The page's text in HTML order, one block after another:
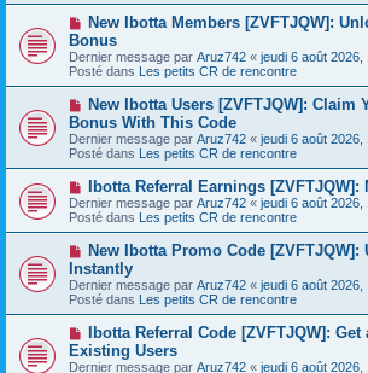
a
g
e
a
m
e
s
a
g
e
N
u
v
e
a
m
e
s
a
g
e
New Ibotta Members [ZVFTJQW]:
Bonus
Dernier message par Aruz742 « jeudi 6 août 2026,
Posté dans Les petits CR de rencontre
N
u
v
e
a
m
e
s
s
a
g
e
New Ibotta Users [ZVFTJQW]: Claim
Bonus With This Code
Dernier message par Aruz742 « jeudi 6 août 2026,
Posté dans Les petits CR de rencontre
N
o
u
v
e
a
u
m
e
s
s
a
g
Ibotta Referral Earnings [ZVFTJQW]:
Dernier message par Aruz742 « jeudi 6 août 2026,
Posté dans Les petits CR de rencontre
N
u
v
e
a
m
e
New Ibotta Promo Code [ZVFTJQW]:
Instantly
Dernier message par Aruz742 « jeudi 6 août 2026,
Posté dans Les petits CR de rencontre
N
o
u
Ibotta Referral Code [ZVFTJQW]:
Existing Users
Dernier message par Aruz742 « jeudi 6 août 2026,